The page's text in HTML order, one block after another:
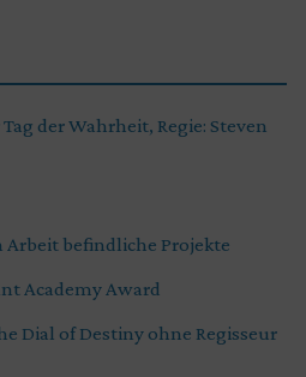
der Wahrheit, Regie: Steven
Arbeit befindliche Projekte
Academy Award
Dial of Destiny ohne Regisseur